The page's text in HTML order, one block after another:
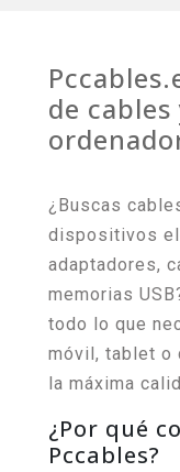
de
¿Buscas
dispositivos
adaptadores,
memorias
todo lo que
móvil, tablet o
la máxima
¿Por qué
Pccables?